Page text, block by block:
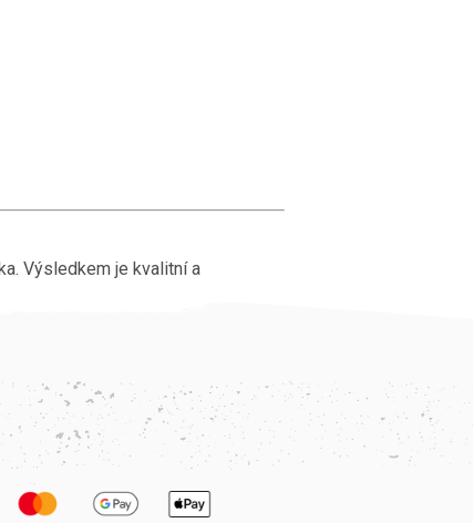
Výsledkem je kvalitní a